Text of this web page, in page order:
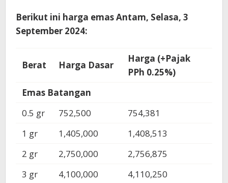
Berikut ini harga emas Antam, Selasa, 3
September 2024:
Berat Harga Dasar
Harga (+Pajak
PPh 0.25%)
Emas Batangan
0.5 gr
752,500
754,381
1 gr
1,405,000
1,408,513
2 gr
2,750,000
2,756,875
3 gr
4,100,000
4,110,250